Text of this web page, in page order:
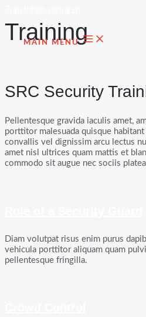
MAIN MENU
Training
SRC Security
Pellentesque gravida iaculis amet,
porttitor malesuada quisque
convallis vel dignissim arcu lectus
amet nisl ultrices quam mattis et
commodo sit augue nec sociis
Diam volutpat risus enim purus
vehicula porttitor aliquam quam
pellentesque fringilla.